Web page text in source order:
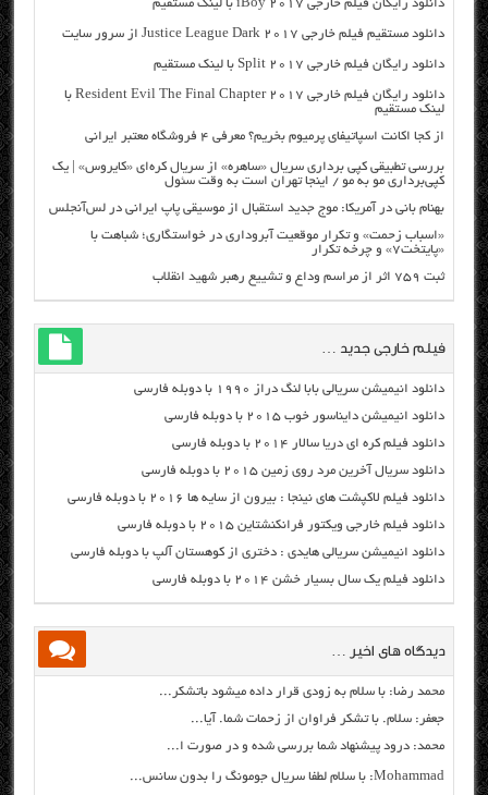
دانلود رایگان فیلم خارجی iBoy 2017 با لینک مستقیم
دانلود مستقیم فیلم خارجی Justice League Dark 2017 از سرور سایت
دانلود رایگان فیلم خارجی Split 2017 با لینک مستقیم
دانلود رایگان فیلم خارجی Resident Evil The Final Chapter 2017 با
لینک مستقیم
از کجا اکانت اسپاتیفای پرمیوم بخریم؟ معرفی ۴ فروشگاه معتبر ایرانی
بررسی تطبیقی کپی برداری سریال «ساهره» از سریال کره‌ای «کایروس» | یک
کپی‌برداری مو به مو / اینجا تهران است به وقت سئول
بهنام بانی در آمریکا: موج جدید استقبال از موسیقی پاپ ایرانی در لس‌آنجلس
«اسباب زحمت» و تکرار موقعیت آبروداری در خواستگاری؛ شباهت با
«پایتخت۷» و چرخه تکرار
ثبت ۷۵۹ اثر از مراسم وداع و تشییع رهبر شهید انقلاب
فیلم خارجی جدید …
دانلود انیمیشن سریالی بابا لنگ دراز ۱۹۹۰ با دوبله فارسی
دانلود انیمیشن دایناسور خوب ۲۰۱۵ با دوبله فارسی
دانلود فیلم کره ای دریا سالار ۲۰۱۴ با دوبله فارسی
دانلود سریال آخرین مرد روی زمین ۲۰۱۵ با دوبله فارسی
دانلود فیلم لاکپشت های نینجا : بیرون از سایه ها ۲۰۱۶ با دوبله فارسی
دانلود فیلم خارجی ویکتور فرانکنشتاین ۲۰۱۵ با دوبله فارسی
دانلود انیمیشن سریالی هایدی : دختری از کوهستان آلپ با دوبله فارسی
دانلود فیلم یک سال بسیار خشن ۲۰۱۴ با دوبله فارسی
دیدگاه های اخیر …
محمد رضا: با سلام به زودی قرار داده میشود باتشکر...
جعفر: سلام. با تشکر فراوان از زحمات شما. آیا...
محمد: درود پیشنهاد شما بررسی شده و در صورت ا...
Mohammad: با سلام لطفا سریال جومونگ را بدون سانس...